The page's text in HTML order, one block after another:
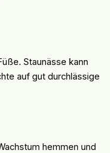
Staunässe kann
auf gut durchlässige
hemmen und